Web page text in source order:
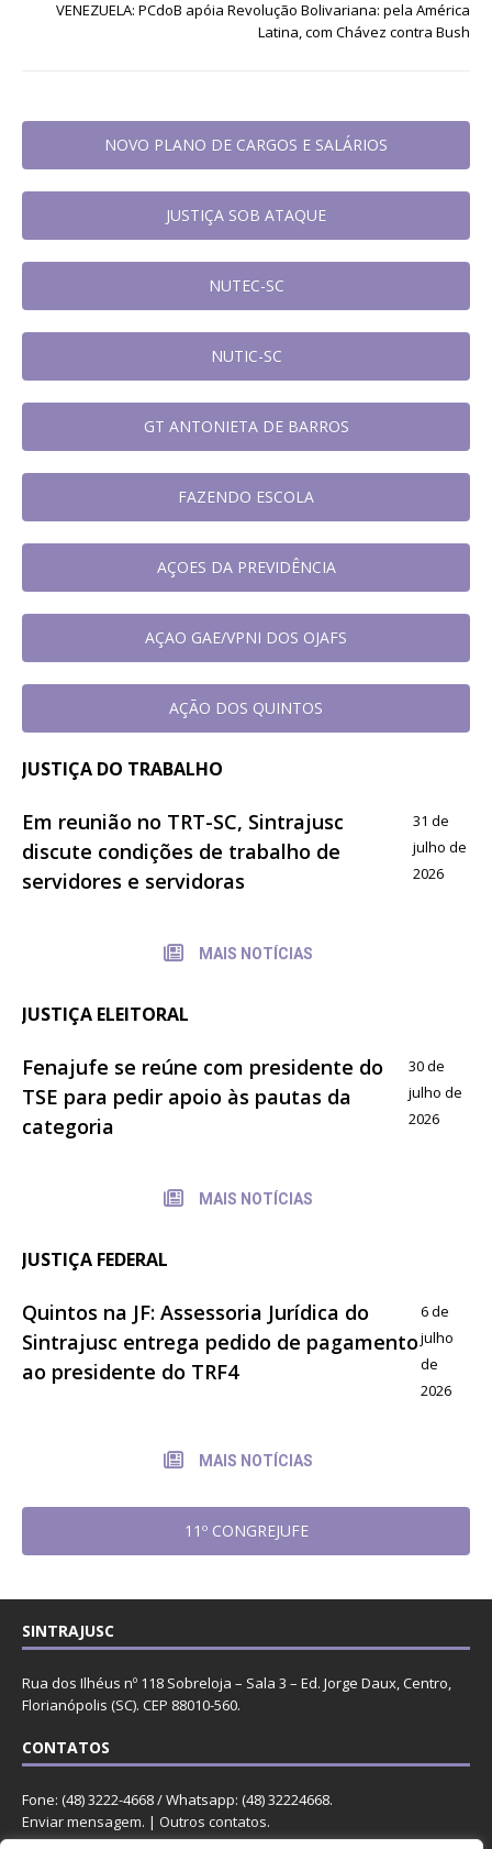
VENEZUELA: PCdoB apóia Revolução Bolivariana: pela América
Latina, com Chávez contra Bush
NOVO PLANO DE CARGOS E SALÁRIOS
JUSTIÇA SOB ATAQUE
NUTEC-SC
NUTIC-SC
GT ANTONIETA DE BARROS
FAZENDO ESCOLA
AÇOES DA PREVIDÊNCIA
AÇAO GAE/VPNI DOS OJAFS
AÇÃO DOS QUINTOS
JUSTIÇA DO TRABALHO
Em reunião no TRT-SC, Sintrajusc
discute condições de trabalho de
servidores e servidoras
31 de
julho de
2026
MAIS NOTÍCIAS
JUSTIÇA ELEITORAL
Fenajufe se reúne com presidente do
TSE para pedir apoio às pautas da
categoria
30 de
julho de
2026
MAIS NOTÍCIAS
JUSTIÇA FEDERAL
Quintos na JF: Assessoria Jurídica do
Sintrajusc entrega pedido de pagamento
ao presidente do TRF4
6 de
julho
de
2026
MAIS NOTÍCIAS
11º CONGREJUFE
SINTRAJUSC
Rua dos Ilhéus nº 118 Sobreloja – Sala 3 – Ed. Jorge Daux, Centro,
Florianópolis (SC). CEP 88010-560.
CONTATOS
Fone: (48) 3222-4668 / Whatsapp: (48) 32224668.
Enviar mensagem. | Outros contatos.